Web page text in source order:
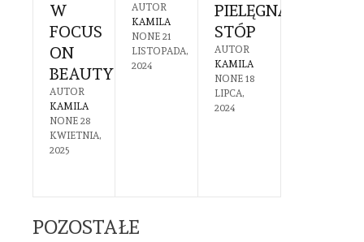
W
FOCUS
ON
BEAUTY
AUTOR
KAMILA
NONE 28
KWIETNIA,
2025
AUTOR
KAMILA
NONE 21
LISTOPADA,
2024
PIELĘGNACJI
STÓP
AUTOR
KAMILA
NONE 18
LIPCA,
2024
POZOSTAŁE